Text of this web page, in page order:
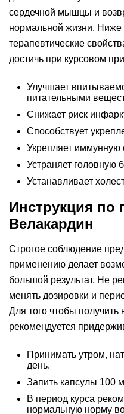
сердечной мышцы и
нормальной жизни.
терапевтические
достичь при курсовом
Улучшает
питательными
Снижает риск
Способствует
Укрепляет иммунную
Устраняет головную
Устанавливает
Инструкция по
Велакардин
Строгое соблюдение
применению делает
большой результат. Не
менять дозировки и
Для того чтобы
рекомендуется
Принимать утром,
день.
Запить капсулы 100
В период курса
нормальную норму